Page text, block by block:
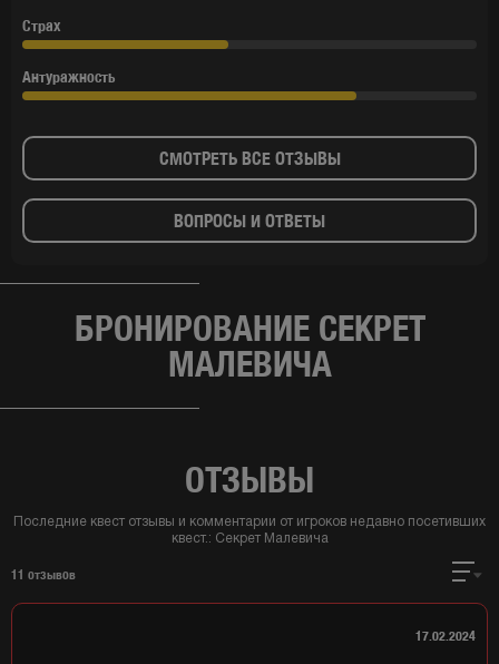
Страх
Антуражность
СМОТРЕТЬ ВСЕ ОТЗЫВЫ
ВОПРОСЫ И ОТВЕТЫ
БРОНИРОВАНИЕ СЕКРЕТ
МАЛЕВИЧА
ОТЗЫВЫ
Последние квест отзывы и комментарии от игроков недавно посетивших
квест.: Секрет Малевича
11 отзывов
17.02.2024